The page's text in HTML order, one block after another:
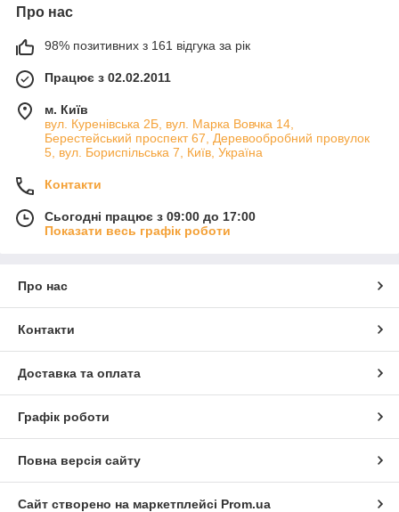
Про нас
98% позитивних з 161 відгука за рік
Працює з 02.02.2011
м. Київ
вул. Куренівська 2Б, вул. Марка Вовчка 14,
Берестейський проспект 67, Деревообробний провулок
5, вул. Бориспільська 7, Київ, Україна
Контакти
Сьогодні працює з 09:00 до 17:00
Показати весь графік роботи
Про нас
Контакти
Доставка та оплата
Графік роботи
Повна версія сайту
Сайт створено на маркетплейсі Prom.ua